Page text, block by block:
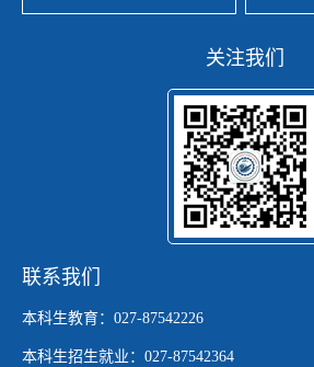
关注我们
联系我们
本科生教育：027-87542226
本科生招生就业：027-87542364